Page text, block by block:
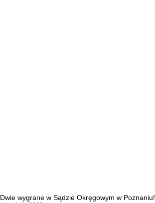
Dwie wygrane w Sądzie Okręgowym w Poznaniu!